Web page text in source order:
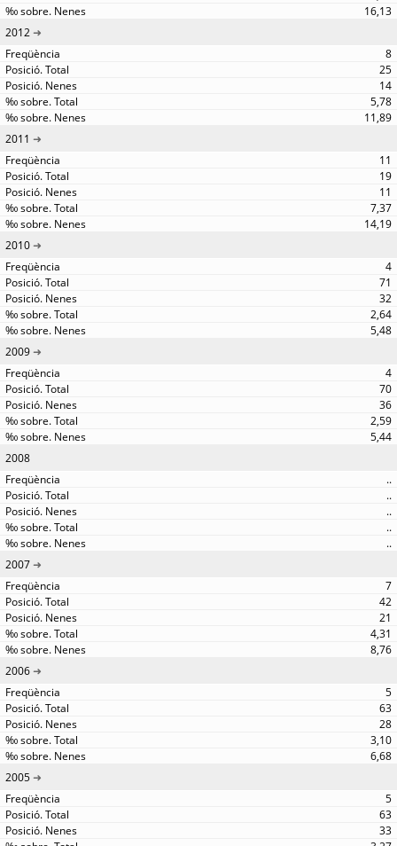
16,13
2012
8
25
14
5,78
11,89
2011
11
19
11
7,37
14,19
2010
4
71
32
2,64
5,48
2009
4
70
36
2,59
5,44
2008
..
..
..
..
..
2007
7
42
21
4,31
8,76
2006
5
63
28
3,10
6,68
2005
5
63
33